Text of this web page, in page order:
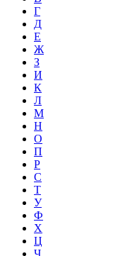
Г
Д
Е
Ж
З
И
К
Л
М
Н
О
П
Р
С
Т
У
Ф
Х
Ц
Ч